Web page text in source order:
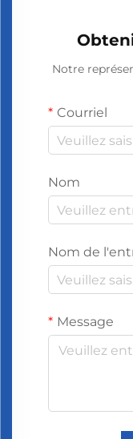
Notre
Courriel
Nom
Nom de
Message